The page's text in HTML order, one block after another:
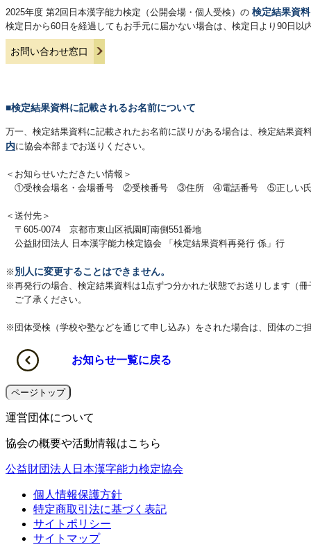
2025年度 第2回日本漢字能力検定（公開会場・個人受検）の 検定結果資
検定日から60日を経過してもお手元に届かない場合は、検定日より90日
お問い合わせ窓口
■検定結果資料に記載されるお名前について
万一、検定結果資料に記載されたお名前に誤りがある場合は、検定結果
内に協会本部までお送りください。
＜お知らせいただきたい情報＞
①受検会場名・会場番号 ②受検番号 ③住所 ④電話番号 ⑤正しい
＜送付先＞
〒605-0074 京都市東山区祇園町南側551番地
公益財団法人 日本漢字能力検定協会 「検定結果資料再発行 係」行
※ 別人に変更することはできません。
※再発行の場合、検定結果資料は1点ずつ分かれた状態でお送りします（
ご了承ください。
※団体受検（学校や塾などを通じて申し込み）をされた場合は、団体のご
お知らせ一覧に戻る
ページトップ
運営団体について
協会の概要や活動情報はこちら
公益財団法人日本漢字能力検定協会
個人情報保護方針
特定商取引法に基づく表記
サイトポリシー
サイトマップ